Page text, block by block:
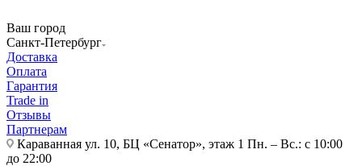
Ваш город
Санкт-Петербург
Доставка
Оплата
Гарантия
Trade in
Отзывы
Партнерам
Караванная ул. 10, БЦ «Сенатор», этаж 1 Пн. – Вс.: с 10:00
до 22:00